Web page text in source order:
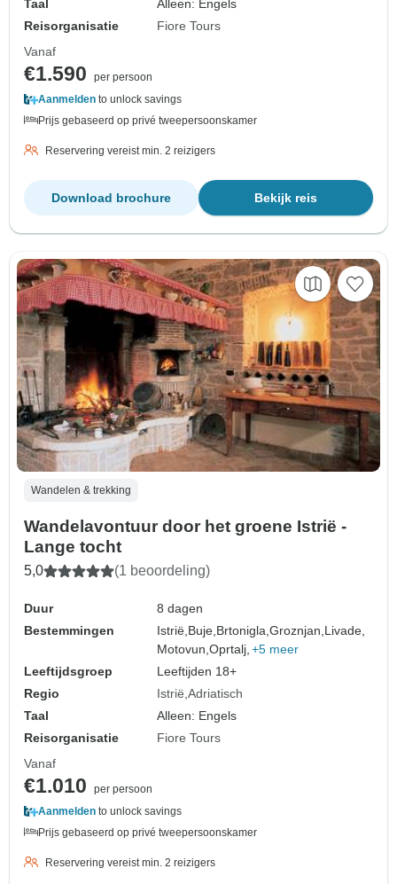
Taal
Alleen: Engels
Reisorganisatie
Fiore Tours
Vanaf
€1.590
per persoon
Aanmelden to unlock savings
Prijs gebaseerd op privé tweepersoonskamer
Reservering vereist min. 2 reizigers
Bekijk reis
Download brochure
Wandelen & trekking
Wandelavontuur door het groene Istrië -
Lange tocht
5,0 (1 beoordeling)
Duur
8 dagen
Bestemmingen
Istrië, Buje, Brtonigla,Groznjan, Livade,
Motovun,Oprtalj, +5 meer
Leeftijdsgroep
Leeftijden 18+
Regio
Istrië Adriatisch
Taal
Alleen: Engels
Reisorganisatie
Fiore Tours
Vanaf
€1.010
per persoon
Aanmelden to unlock savings
Prijs gebaseerd op privé tweepersoonskamer
Reservering vereist min. 2 reizigers